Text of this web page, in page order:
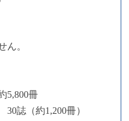
。
5,800冊
誌（約1,200冊）